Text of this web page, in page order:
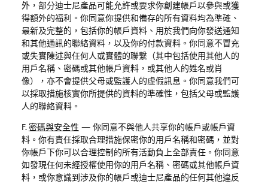
外，部分迪士尼產品可能允許或要求你創建帳戶以參與或獲
得額外的福利。你同意你提供和備存的所有資料均為準確、
最新及完整的，包括你的帳戶資料、用於我們向你發送通知
和其他通訊的聯絡資料，以及你的付款資料。你同意不冒充
或失實陳述與任何人或實體的聯繫（其中包括使用其他人的
用戶名稱、密碼或其他帳戶資料，或其他人的姓名或肖
像），亦不會提供父母或監護人的虛假訊息。你同意我們可
以採取措施核實你所提供的資料的準確性，包括父母或監護
人的聯絡資料。
F.密碼與安全性 — 你同意不與他人共享你的帳戶或帳戶資
料。你有責任採取合理措施保密你的用戶名稱和密碼，並對
你帳戶下你可以合理控制的所有活動負上全部責任。你同意
如發現任何未經授權使用你的用戶名稱、密碼或其他帳戶資
料，或你意識到涉及你的帳戶或迪士尼產品的任何其他違反